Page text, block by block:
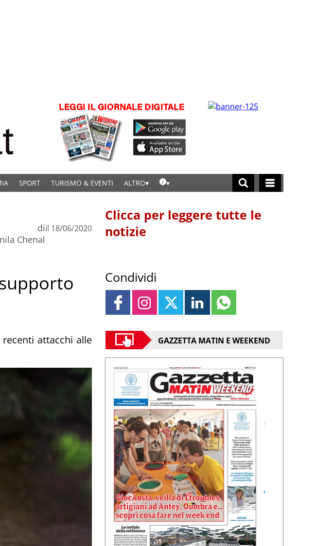
SPORT TURISMO & EVENTI ALTRO
di
Chenal
il 18/06/2020
attacchi alle
Clicca per leggere tutte le
notizie
Condividi
GAZZETTA MATIN E WEEKEND